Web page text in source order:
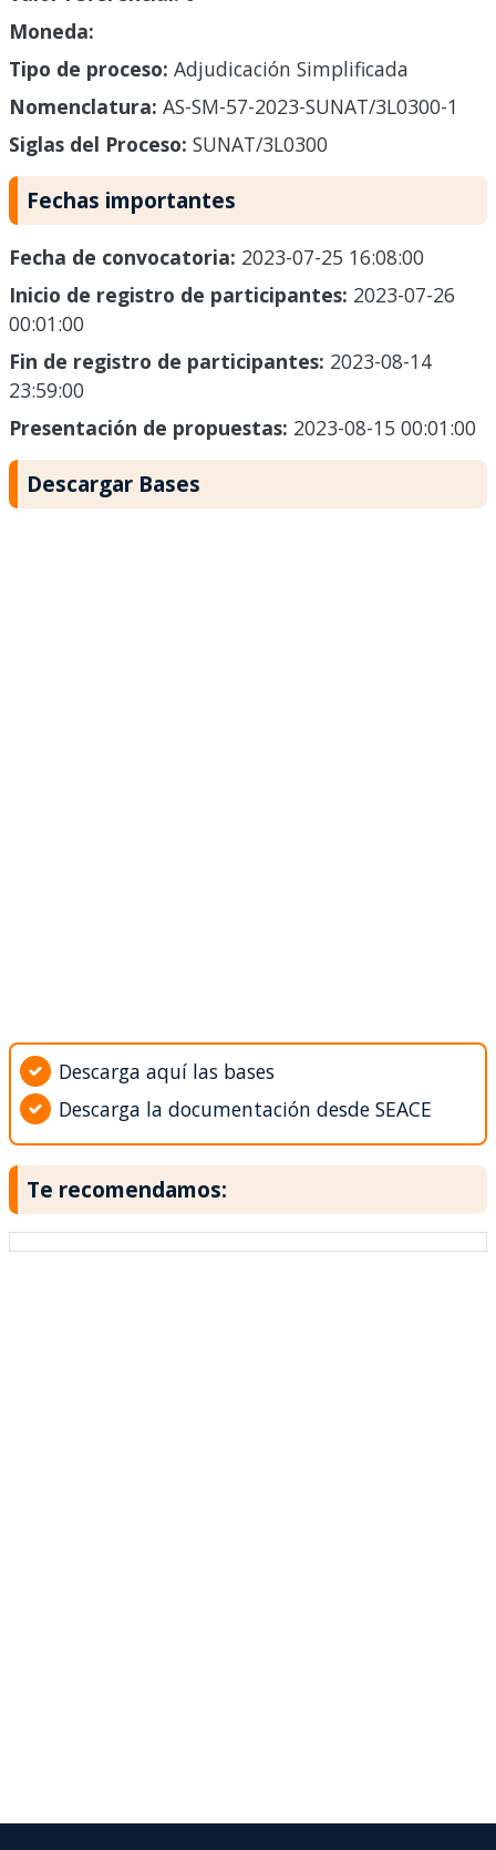
Moneda:
Tipo de proceso: Adjudicación Simplificada
Nomenclatura: AS-SM-57-2023-SUNAT/3L0300-1
Siglas del Proceso: SUNAT/3L0300
Fechas importantes
Fecha de convocatoria: 2023-07-25 16:08:00
Inicio de registro de participantes: 2023-07-26
00:01:00
Fin de registro de participantes: 2023-08-14
23:59:00
Presentación de propuestas: 2023-08-15 00:01:00
Descargar Bases
Descarga aquí las bases
Descarga la documentación desde SEACE
Te recomendamos: